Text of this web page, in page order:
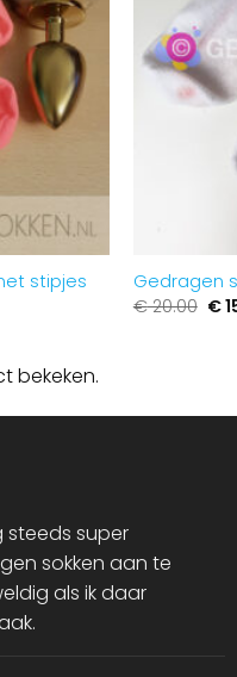
stipjes
Gedragen
€20.00 €
bekeken.
steeds super
sokken aan te
als ik daar